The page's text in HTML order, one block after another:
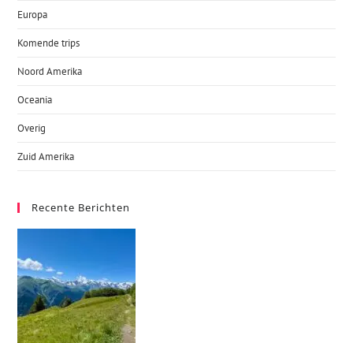
Europa
Komende trips
Noord Amerika
Oceania
Overig
Zuid Amerika
Recente Berichten